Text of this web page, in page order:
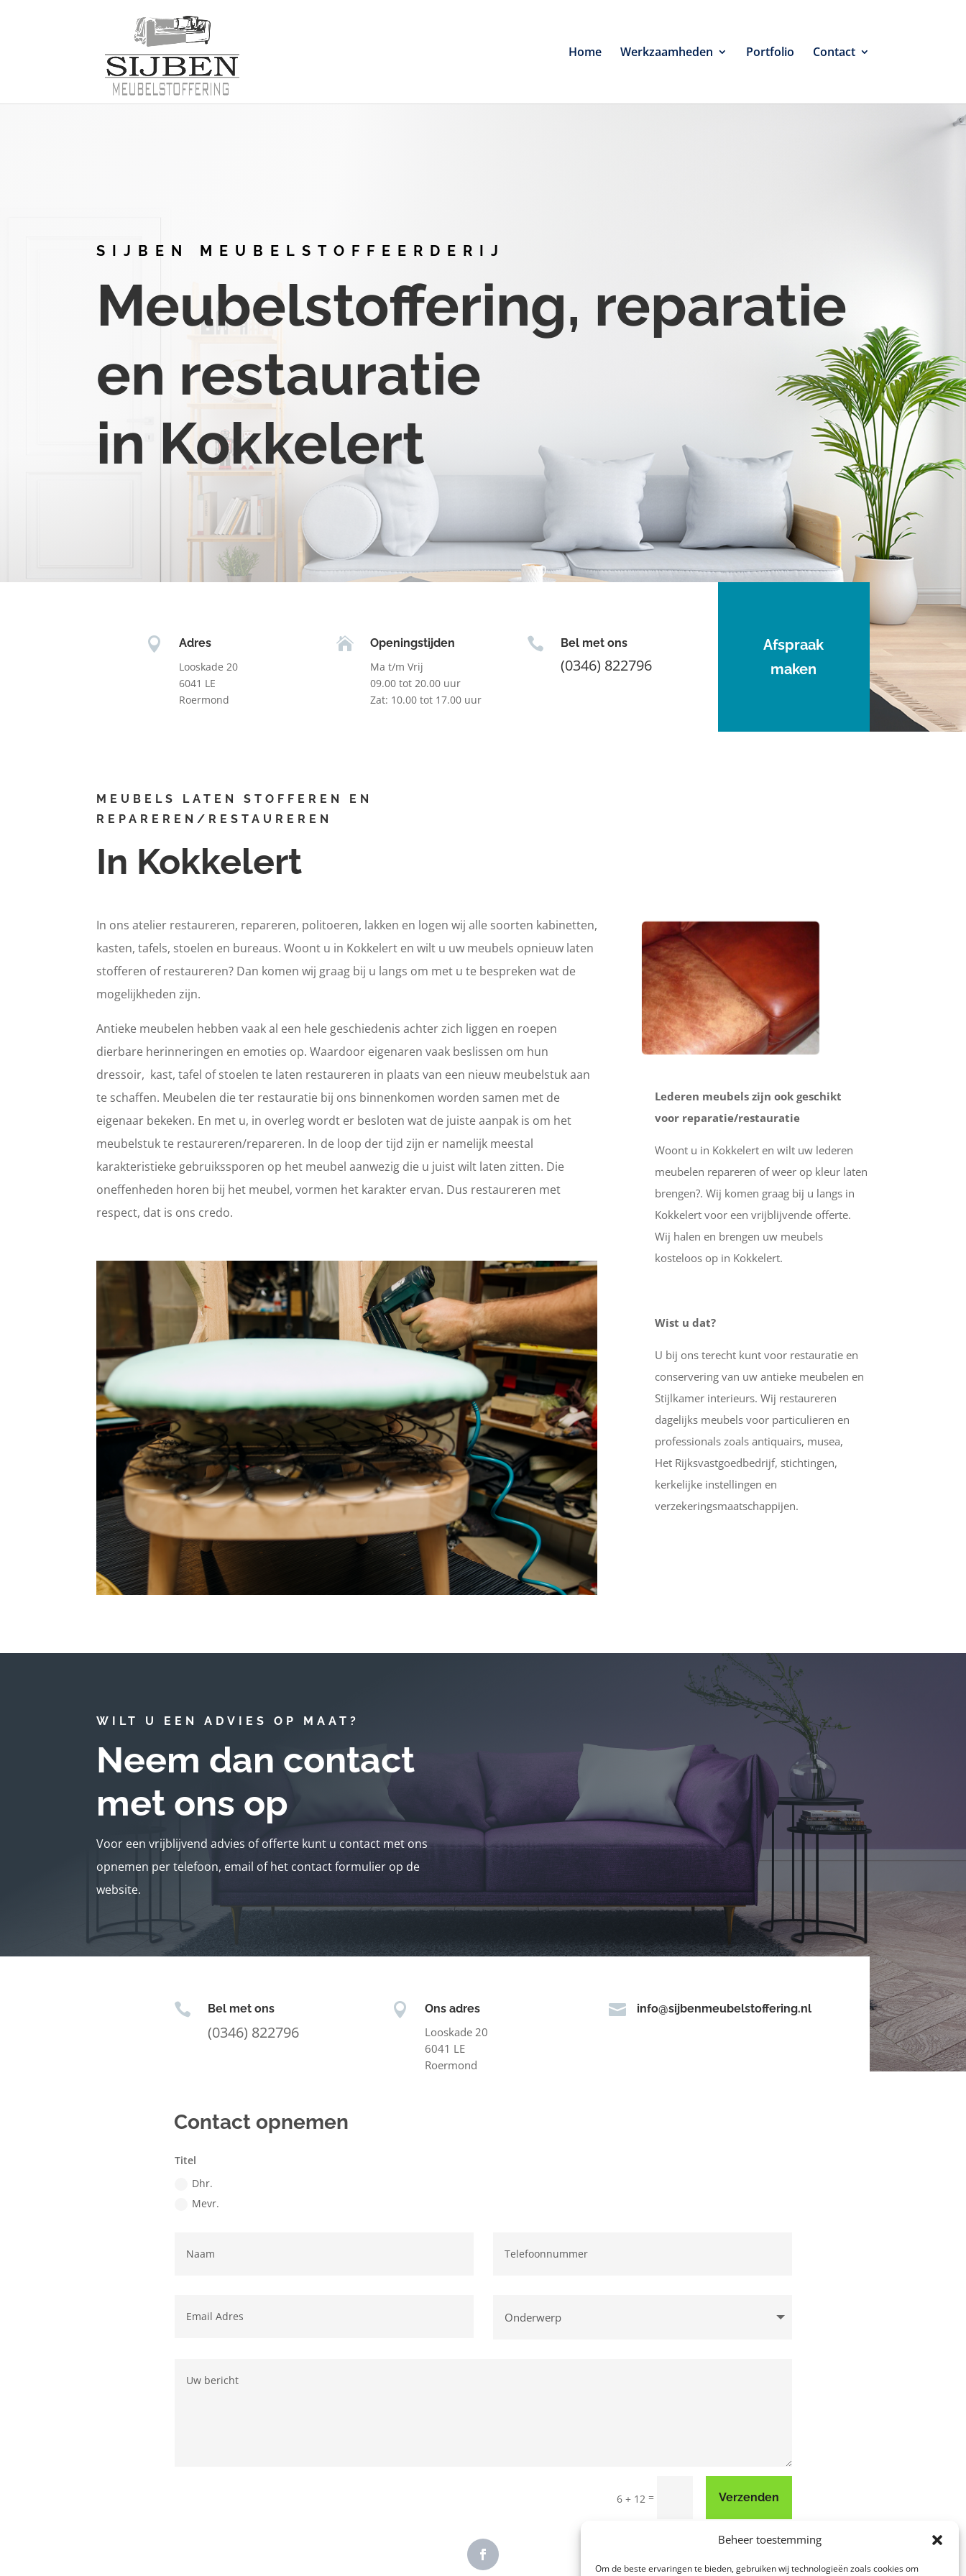
Beheer toestemming
Om de beste ervaringen te bieden, gebruiken wij technologieën zoals cookies om
Home Werkzaamheden Portfolio Contact
SIJBEN MEUBELSTOFFEERDERIJ
Meubelstoffering, reparatie
en restauratie
in Kokkelert

Adres
Looskade 20
6041 LE
Roermond

Openingstijden
Ma t/m Vrij
09.00 tot 20.00 uur
Zat: 10.00 tot 17.00 uur
 Bel met ons
(0346) 822796
Afspraak
maken
MEUBELS LATEN STOFFEREN EN
REPAREREN/RESTAUREREN
In Kokkelert
In ons atelier restaureren, repareren, politoeren, lakken en logen wij alle soorten kabinetten,
kasten, tafels, stoelen en bureaus. Woont u in Kokkelert en wilt u uw meubels opnieuw laten
stofferen of restaureren? Dan komen wij graag bij u langs om met u te bespreken wat de
mogelijkheden zijn.
Antieke meubelen hebben vaak al een hele geschiedenis achter zich liggen en roepen
dierbare herinneringen en emoties op. Waardoor eigenaren vaak beslissen om hun
dressoir, kast, tafel of stoelen te laten restaureren in plaats van een nieuw meubelstuk aan
te schaffen. Meubelen die ter restauratie bij ons binnenkomen worden samen met de
eigenaar bekeken. En met u, in overleg wordt er besloten wat de juiste aanpak is om het
meubelstuk te restaureren/repareren. In de loop der tijd zijn er namelijk meestal
karakteristieke gebruikssporen op het meubel aanwezig die u juist wilt laten zitten. Die
oneffenheden horen bij het meubel, vormen het karakter ervan. Dus restaureren met
respect, dat is ons credo.
Lederen meubels zijn ook geschikt
voor reparatie/restauratie
Woont u in Kokkelert en wilt uw lederen
meubelen repareren of weer op kleur laten
brengen?. Wij komen graag bij u langs in
Kokkelert voor een vrijblijvende offerte.
Wij halen en brengen uw meubels
kosteloos op in Kokkelert.
Wist u dat?
U bij ons terecht kunt voor restauratie en
conservering van uw antieke meubelen en
Stijlkamer interieurs. Wij restaureren
dagelijks meubels voor particulieren en
professionals zoals antiquairs, musea,
Het Rijksvastgoedbedrijf, stichtingen,
kerkelijke instellingen en
verzekeringsmaatschappijen.
WILT U EEN ADVIES OP MAAT?
Neem dan contact
met ons op
Voor een vrijblijvend advies of offerte kunt u contact met ons
opnemen per telefoon, email of het contact formulier op de
website.
 Bel met ons
(0346) 822796
 Ons adres
Looskade 20
6041 LE
Roermond
 info@sijbenmeubelstoffering.nl
Contact opnemen
Titel
Dhr.
Mevr.
6 + 12 = Verzenden